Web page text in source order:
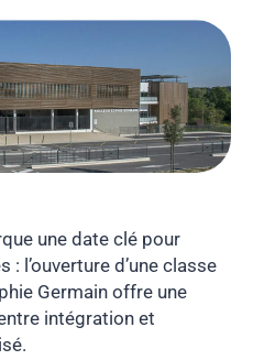
une date clé pour
: l’ouverture d’une classe
Germain offre une
intégration et